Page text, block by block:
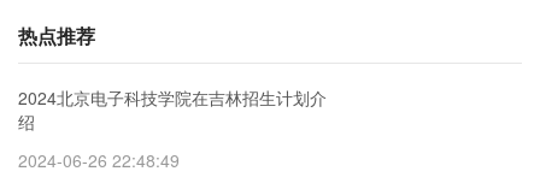
热点推荐
2024北京电子科技学院在吉林招生计划介
绍
2024-06-26 22:48:49